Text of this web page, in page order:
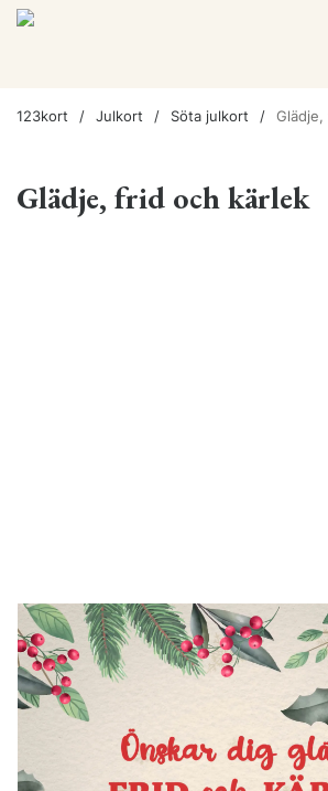
123kort Julkort Söta julkort
Glädje, frid och kärlek